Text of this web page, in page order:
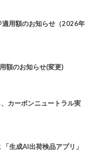
用額のお知らせ（2026年
額のお知らせ(変更)
カーボンニュートラル実
生成AI出荷検品アプリ」